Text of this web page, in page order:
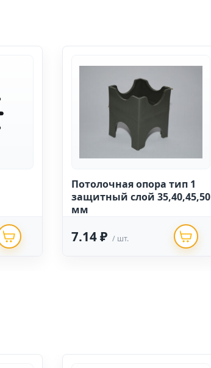
Потолочная опора тип 1
защитный слой 35,40,45,50
мм
7.14 ₽ / шт.